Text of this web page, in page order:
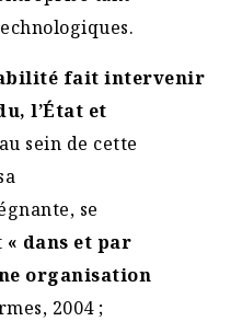
fait intervenir
l’État et
sein de cette
se
« dans et par
organisation
2004 ;